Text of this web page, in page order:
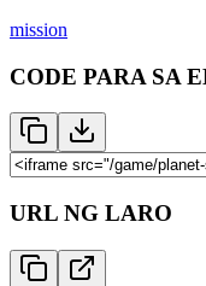
mission
CODE PARA SA
URL NG LARO